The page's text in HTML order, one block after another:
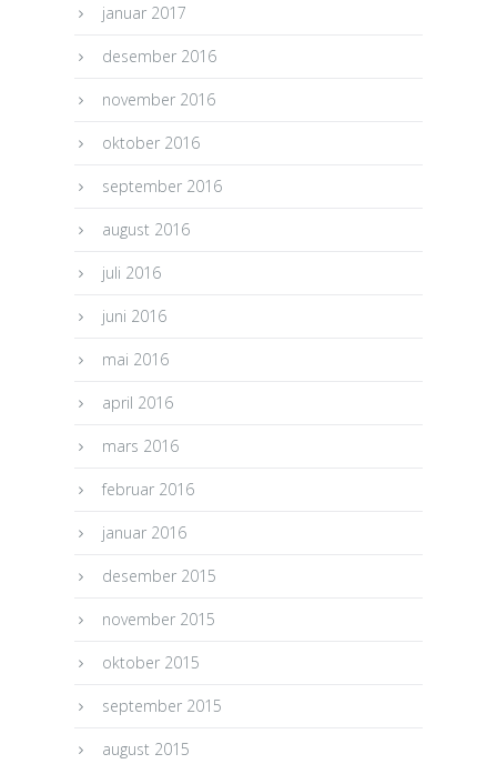
januar 2017
desember 2016
november 2016
oktober 2016
september 2016
august 2016
juli 2016
juni 2016
mai 2016
april 2016
mars 2016
februar 2016
januar 2016
desember 2015
november 2015
oktober 2015
september 2015
august 2015